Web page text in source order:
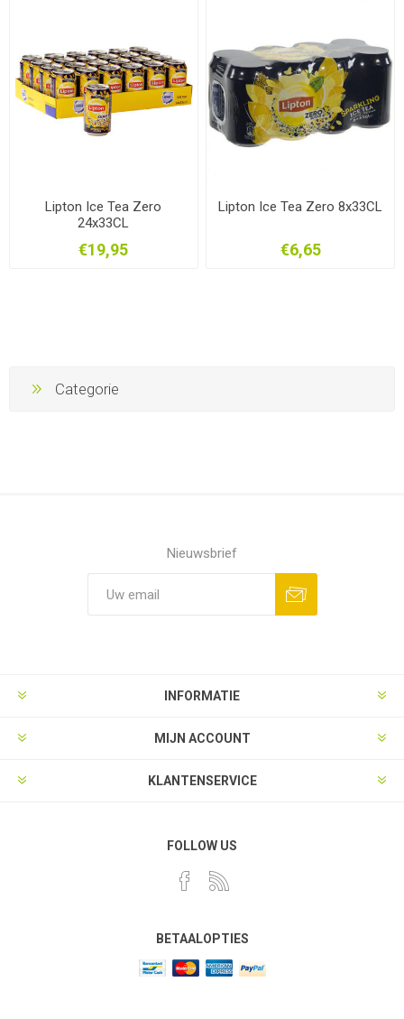
Lipton Ice Tea Zero
24x33CL
€19,95
Lipton Ice Tea Zero 8x33CL
€6,65
Categorie
Nieuwsbrief
INFORMATIE
MIJN ACCOUNT
KLANTENSERVICE
FOLLOW US
BETAALOPTIES